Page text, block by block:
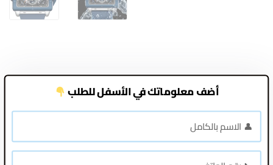
أضف معلوماتك في الأسفل للطلب